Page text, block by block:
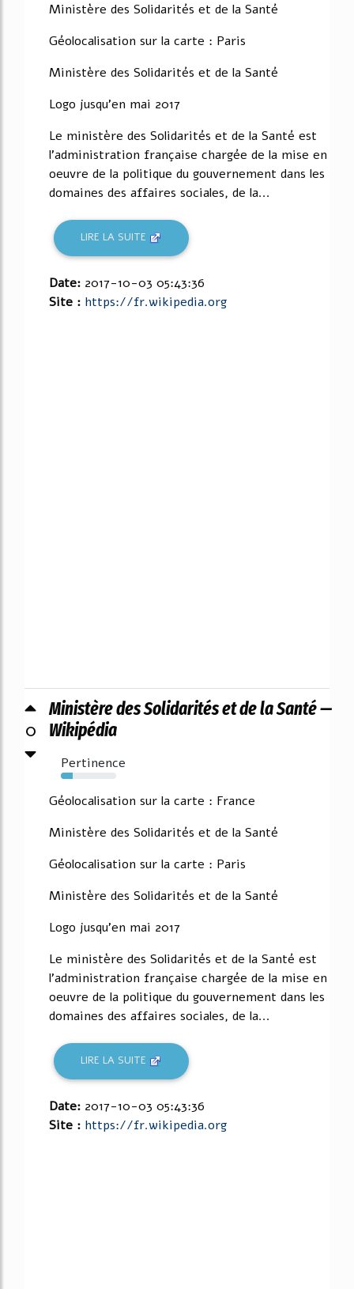
Ministère des Solidarités et de la Santé
Géolocalisation sur la carte : Paris
Ministère des Solidarités et de la Santé
Logo jusqu'en mai 2017
Le ministère des Solidarités et de la Santé est
l'administration française chargée de la mise en
oeuvre de la politique du gouvernement dans les
domaines des affaires sociales, de la...
LIRE LA SUITE
Date: 2017-10-03 05:43:36
Site : https://fr.wikipedia.org
0
Ministère des Solidarités et de la Santé —
Wikipédia
Pertinence
21%
Géolocalisation sur la carte : France
Ministère des Solidarités et de la Santé
Géolocalisation sur la carte : Paris
Ministère des Solidarités et de la Santé
Logo jusqu'en mai 2017
Le ministère des Solidarités et de la Santé est
l'administration française chargée de la mise en
oeuvre de la politique du gouvernement dans les
domaines des affaires sociales, de la...
LIRE LA SUITE
Date: 2017-10-03 05:43:36
Site : https://fr.wikipedia.org